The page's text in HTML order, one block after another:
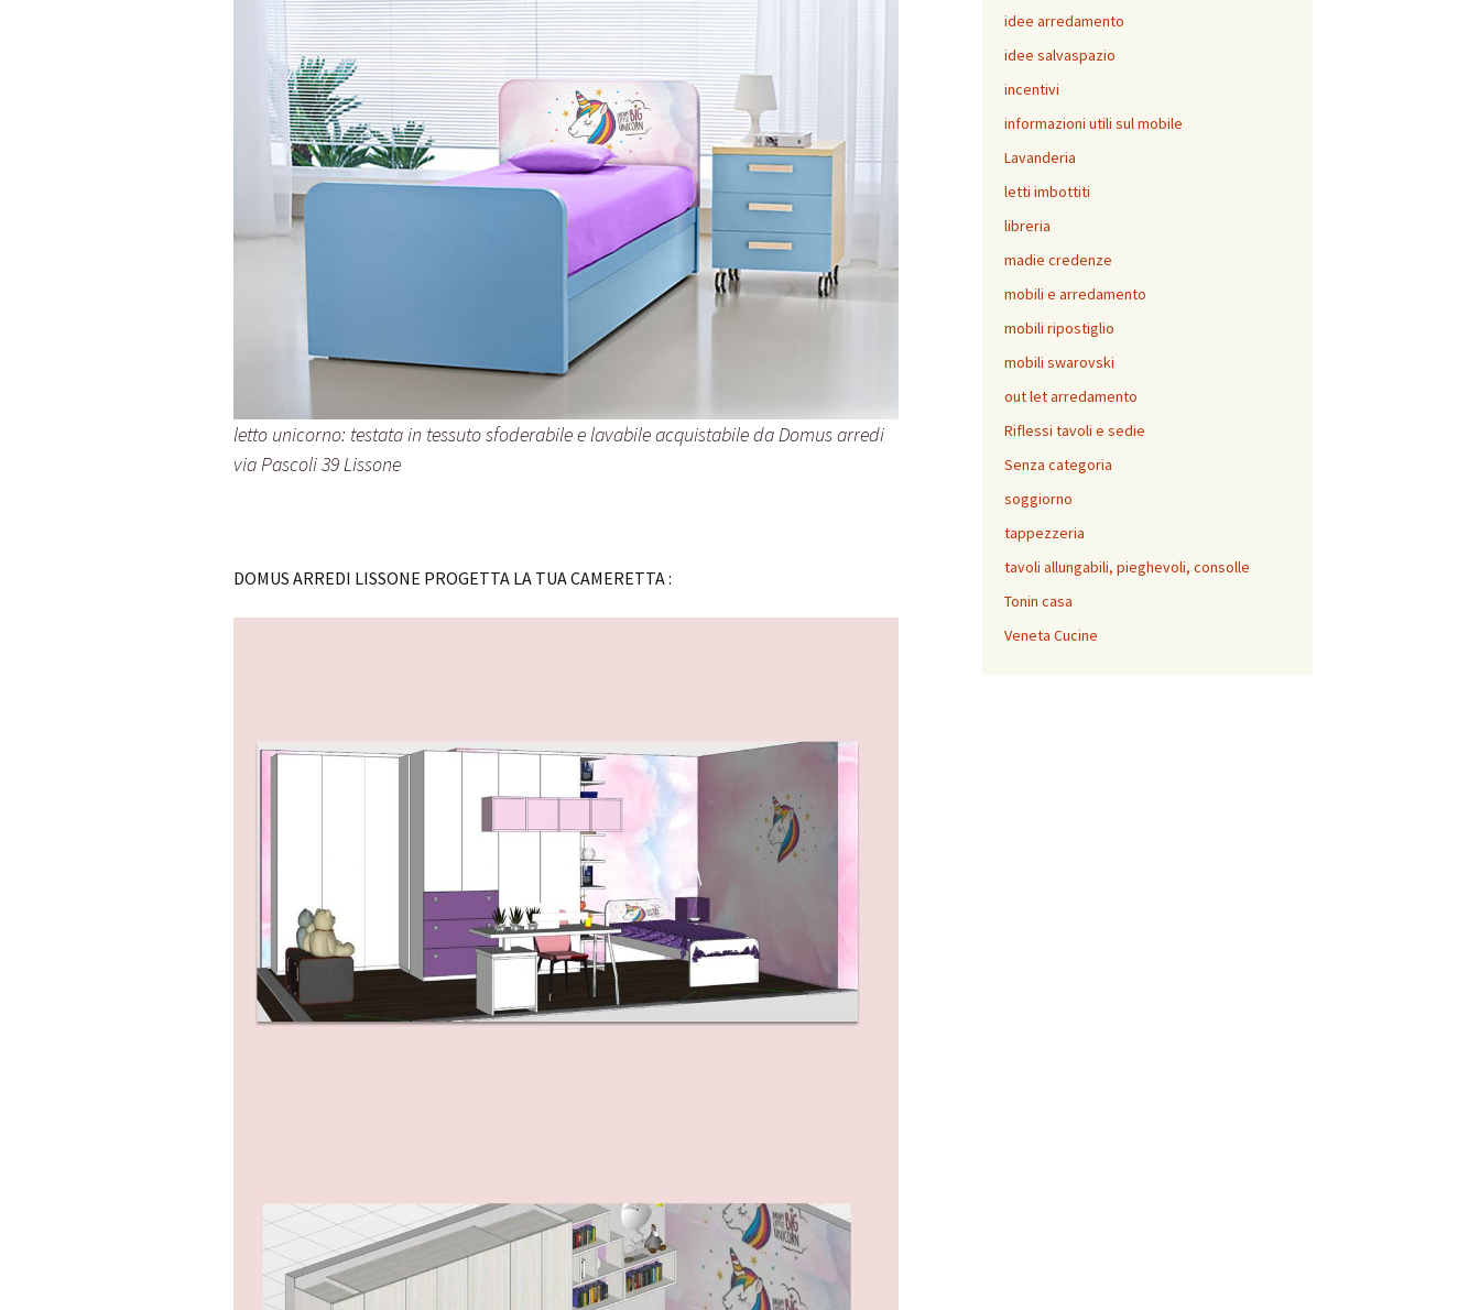
letto unicorno: testata in tessuto sfoderabile e lavabile acquistabile da Domus arredi
via Pascoli 39 Lissone
DOMUS ARREDI LISSONE PROGETTA LA TUA CAMERETTA :
idee arredamento
idee salvaspazio
incentivi
informazioni utili sul mobile
Lavanderia
letti imbottiti
libreria
madie credenze
mobili e arredamento
mobili ripostiglio
mobili swarovski
out let arredamento
Riflessi tavoli e sedie
Senza categoria
soggiorno
tappezzeria
tavoli allungabili, pieghevoli, consolle
Tonin casa
Veneta Cucine